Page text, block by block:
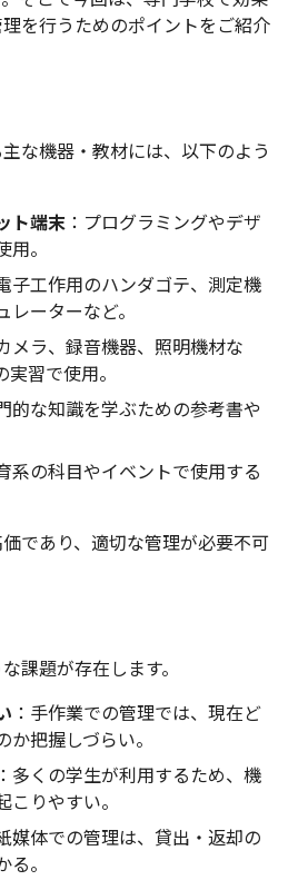
を行うためのポイントをご紹介
な機器・教材には、以下のよう
ト端末 ：プログラミングやデザ
。
子工作用のハンダゴテ、測定機
ーターなど。
メラ、録音機器、照明機材な
習で使用。
的な知識を学ぶための参考書や
系の科目やイベントで使用する
であり、適切な管理が必要不可
課題が存在します。
：手作業での管理では、現在ど
把握しづらい。
：多くの学生が利用するため、機
りやすい。
媒体での管理は、貸出・返却の
。